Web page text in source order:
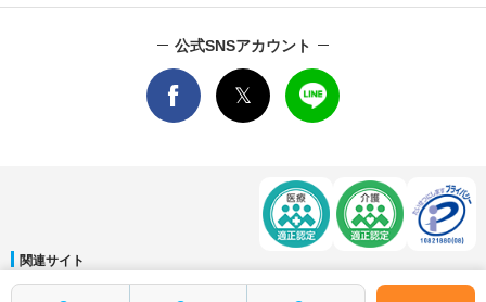
公式SNSアカウント
関連サイト
マイナビDOCTOR│マイナビ看護師│マイナビ薬剤師│マイナビ保育士